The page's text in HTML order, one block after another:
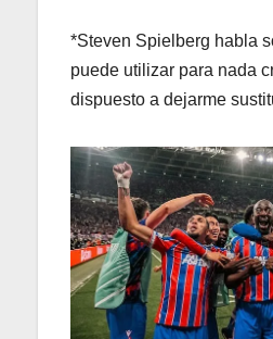
*Steven Spielberg habla
puede utilizar para nada
dispuesto a dejarme